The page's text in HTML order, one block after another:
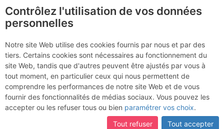
Trace
Activités
Contributeur
guillaume sanson
Type d'image (licence)
individuel (CC by-nc-nd)
1352026238_90706744.jpg
Contrôlez l'utilisation de vos données
personnelles
Notre site Web utilise des cookies fournis par nous et par des
tiers. Certains cookies sont nécessaires au fonctionnement du
site Web, tandis que d'autres peuvent être ajustés par vous à
tout moment, en particulier ceux qui nous permettent de
comprendre les performances de notre site Web et de vous
fournir des fonctionnalités de médias sociaux. Vous pouvez les
accepter ou les refuser tous ou bien paramétrer vos choix.
Tout refuser
Tout accepter